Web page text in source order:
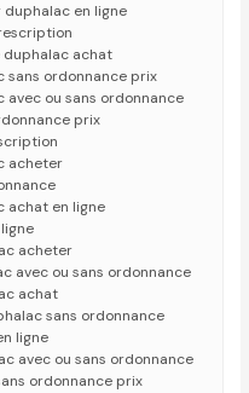
en ligne
duphalac achat
sans ordonnance prix
ou sans ordonnance
prix
acheter
achat en ligne
acheter
avec ou sans ordonnance
achat
sans ordonnance
ligne
avec ou sans ordonnance
ordonnance prix